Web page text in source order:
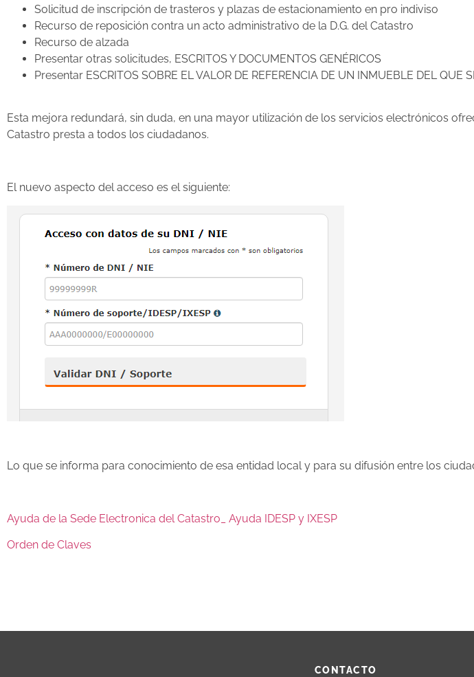
Solicitud de inscripción de trasteros y plazas de estacionamiento en pro indiviso
Recurso de reposición contra un acto administrativo de la D.G. del Catastro
Recurso de alzada
Presentar otras solicitudes, ESCRITOS Y DOCUMENTOS GENÉRICOS
Presentar ESCRITOS SOBRE EL VALOR DE REFERENCIA DE UN INMUEBLE DEL QUE
Esta mejora redundará, sin duda, en una mayor utilización de los servicios electrónicos
Catastro presta a todos los ciudadanos.
El nuevo aspecto del acceso es el siguiente:
Lo que se informa para conocimiento de esa entidad local y para su difusión entre los
Ayuda de la Sede Electronica del Catastro_ Ayuda IDESP y IXESP
Orden de Claves
CONTACTO